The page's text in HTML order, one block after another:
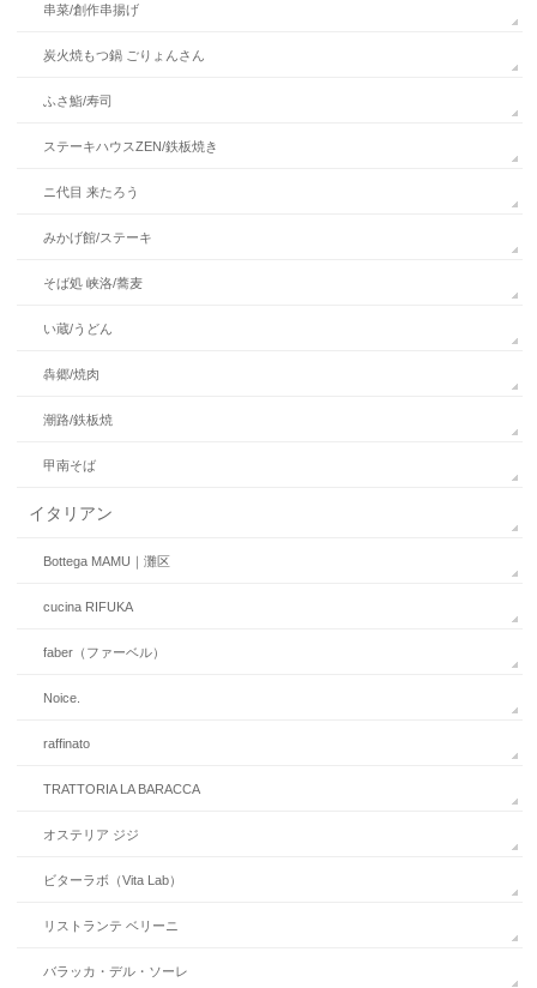
串菜/創作串揚げ
炭火焼もつ鍋 ごりょんさん
ふさ鮨/寿司
ステーキハウスZEN/鉄板焼き
ニ代目 来たろう
みかげ館/ステーキ
そば処 峡洛/蕎麦
い蔵/うどん
犇郷/焼肉
潮路/鉄板焼
甲南そば
イタリアン
Bottega MAMU｜灘区
cucina RIFUKA
faber（ファーベル）
Noice.
raffinato
TRATTORIA LA BARACCA
オステリア ジジ
ビターラボ（Vita Lab）
リストランテ ベリーニ
バラッカ・デル・ソーレ